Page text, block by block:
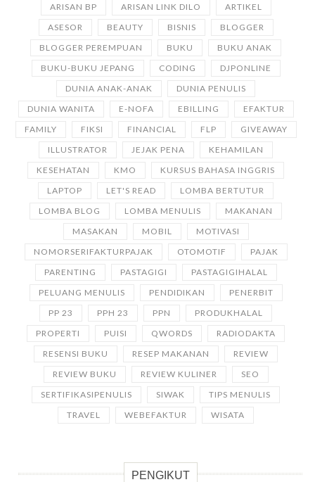
ARISAN BP
ARISAN LINK DILO
ARTIKEL
ASESOR
BEAUTY BISNIS
BLOGGER
BLOGGER PEREMPUAN
BUKU
BUKU ANAK
BUKU-BUKU JEPANG
CODING
DJPONLINE
DUNIA ANAK-ANAK
DUNIA PENULIS
DUNIA WANITA
E-NOFA EBILLING
EFAKTUR
FAMILY
FIKSI FINANCIAL FLP
GIVEAWAY
ILLUSTRATOR
JEJAK PENA
KEHAMILAN
KESEHATAN
KMO
KURSUS BAHASA INGGRIS
LAPTOP
LET'S READ
LOMBA BERTUTUR
LOMBA BLOG
LOMBA MENULIS
MAKANAN
MASAKAN
MOBIL
MOTIVASI
NOMORSERIFAKTURPAJAK
OTOMOTIF
PAJAK
PARENTING
PASTAGIGI
PASTAGIGIHALAL
PELUANG MENULIS
PENDIDIKAN
PENERBIT
PP 23
PPH 23 PPN
PRODUKHALAL
PROPERTI
PUISI QWORDS
RADIODAKTA
RESENSI BUKU
RESEP MAKANAN
REVIEW
REVIEW BUKU
REVIEW KULINER
SEO
SERTIFIKASIPENULIS
SIWAK
TIPS MENULIS
TRAVEL
WEBEFAKTUR WISATA
PENGIKUT